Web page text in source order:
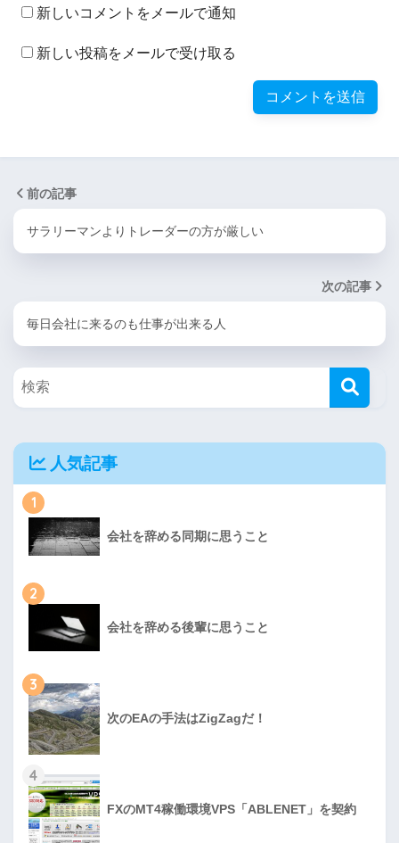
新しいコメントをメールで通知
新しい投稿をメールで受け取る
前の記事
サラリーマンよりトレーダーの方が厳しい
次の記事
毎日会社に来るのも仕事が出来る人
人気記事
1
会社を辞める同期に思うこと
2
会社を辞める後輩に思うこと
3
次のEAの手法はZigZagだ！
4
FXのMT4稼働環境VPS「ABLENET」を契約